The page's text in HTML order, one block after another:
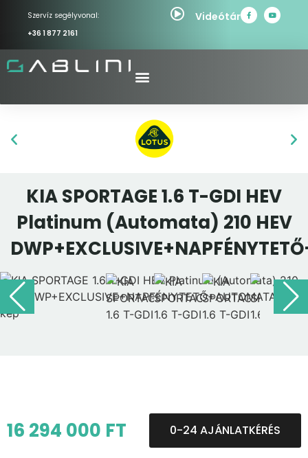
Szervíz segélyvonal:
+36 1 877 2161
Videótár
KIA SPORTAGE 1.6 T-GDI HEV
Platinum (Automata) 210 HEV
16 294 000 FT 0-24 AJÁNLATKÉRÉS